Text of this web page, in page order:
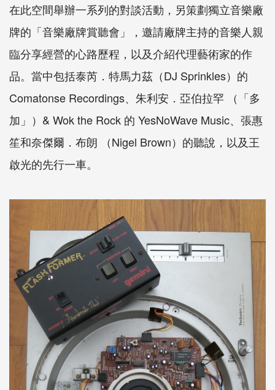
在此空間舉辦一系列的對談活動，另策劃獨立音樂廠
牌的「音樂廠牌賞聽會」，邀請廠牌主持的音樂人親
臨分享經營的心路歷程，以及介紹代理藝術家的作
品。當中包括泰芮．特馬力茲（DJ Sprinkles）的
Comatonse Recordings、朱利安．亞伯拉罕 （「多
加」）& Wok the Rock 的 YesNoWave Music、張惠
笙和奈傑爾．布朗 （Nigel Brown）的聽說，以及王
啟光的先行一車。